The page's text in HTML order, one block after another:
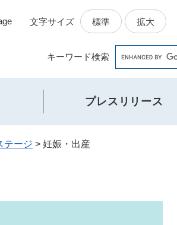
文字サイズ 標準 拡大
プレスリリース
キーワード検索
Google
カ
ス
タ
ム
検
テージ > 妊娠・出産